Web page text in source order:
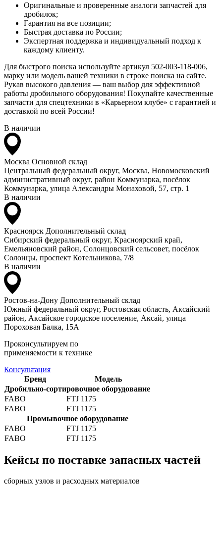
Оригинальные и проверенные аналоги запчастей для
дробилок;
Гарантия на все позиции;
Быстрая доставка по России;
Экспертная поддержка и индивидуальный подход к
каждому клиенту.
Для быстрого поиска используйте артикул 502-003-118-006,
марку или модель вашей техники в строке поиска на сайте.
Рукав высокого давления — ваш выбор для эффективной
работы дробильного оборудования! Покупайте качественные
запчасти для спецтехники в «Карьерном клубе» с гарантией и
доставкой по всей России!
В наличии
Москва Основной склад
Центральный федеральный округ, Москва, Новомосковский
административный округ, район Коммунарка, посёлок
Коммунарка, улица Александры Монаховой, 57, стр. 1
В наличии
Красноярск Дополнительный склад
Сибирский федеральный округ, Красноярский край,
Емельяновский район, Солонцовский сельсовет, посёлок
Солонцы, проспект Котельникова, 7/8
В наличии
Ростов-на-Дону Дополнительный склад
Южный федеральный округ, Ростовская область, Аксайский
район, Аксайское городское поселение, Аксай, улица
Пороховая Балка, 15А
Проконсультируем по
применяемости к технике
Консультация
Бренд
Модель
Дробильно-сортировочное оборудование
FABO
FTJ 1175
FABO
FTJ 1175
Промывочное оборудование
FABO
FTJ 1175
FABO
FTJ 1175
Кейсы по поставке запасных частей
сборных узлов и расходных материалов